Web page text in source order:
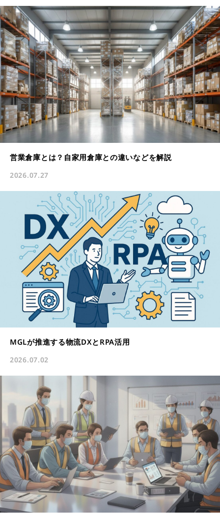
営業倉庫とは？自家用倉庫との違いなどを解説
2026.07.27
MGLが推進する物流DXとRPA活用
2026.07.02